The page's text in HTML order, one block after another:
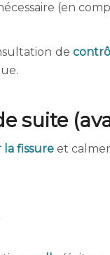
(en
de
suite
la fissure et